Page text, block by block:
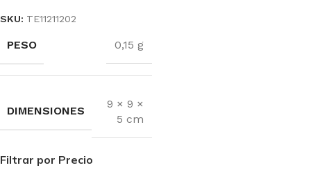
Filtrar por Precio
SKU: TE11211202
PESO 0,15 g
DIMENSIONES
9 × 9 ×
5 cm